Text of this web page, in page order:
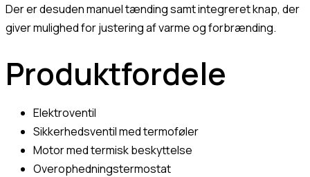
Der er desuden manuel tænding samt integreret knap, der
giver mulighed for justering af varme og forbrænding.
Produktfordele
Elektroventil
Sikkerhedsventil med termoføler
Motor med termisk beskyttelse
Overophedningstermostat